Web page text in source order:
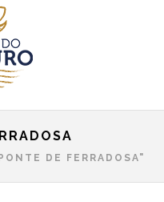
DE FERRADOSA"